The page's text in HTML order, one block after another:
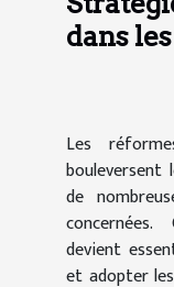
dans
Les
bouleversent
de
devient
et adopter